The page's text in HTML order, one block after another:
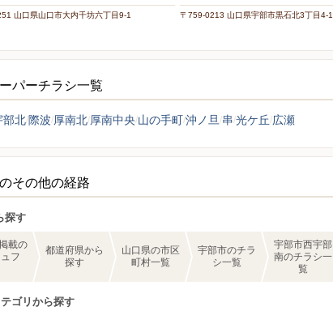
山口県山口市大内千坊六丁目9-1 〒759-0213 山口県宇部市黒石北3丁目4-1
パーチラシ一覧
部北 際波 厚南北 厚南中央 山の手町沖ノ旦 串 光ケ丘 広瀬
その他の経路
探す
載の
フ
都道府県から
探す
山口県の市区
町村一覧
宇部市のチラ
シ一覧
宇部市西宇部
南のチラシ一
覧
ゴリから探す